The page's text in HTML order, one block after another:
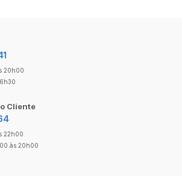
20h00
Cliente
22h00
às 20h00